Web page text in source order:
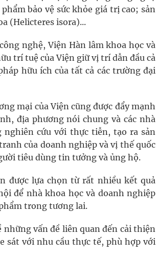
bảo vệ sức khỏe giá trị cao; sản
(Helicteres isora)...
nghệ, Viện Hàn lâm khoa học và
trí tuệ của Viện giữ vị trí dẫn đầu cả
hữu ích của tất cả các trường đại
mại của Viện cũng được đẩy mạnh
địa phương nói chung và các nhà
nghiên cứu với thực tiễn, tạo ra sản
của doanh nghiệp và vị thế quốc
tiêu dùng tin tưởng và ủng hộ.
được lựa chọn từ rất nhiều kết quả
để nhà khoa học và doanh nghiệp
trong tương lai.
những vấn đề liên quan đến cải thiện
sát với nhu cầu thực tế, phù hợp với